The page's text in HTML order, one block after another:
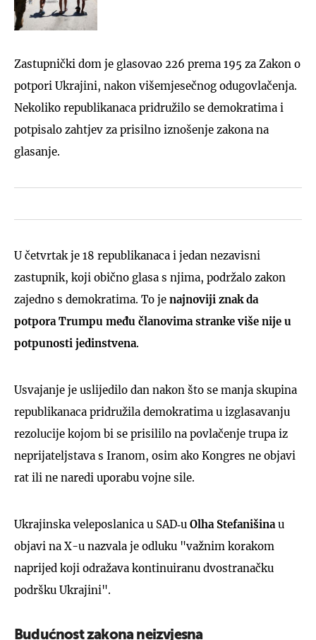
Zastupnički dom je glasovao 226 prema 195 za Zakon o
potpori Ukrajini, nakon višemjesečnog odugovlačenja.
Nekoliko republikanaca pridružilo se demokratima i
potpisalo zahtjev za prisilno iznošenje zakona na
glasanje.
U četvrtak je 18 republikanaca i jedan nezavisni
zastupnik, koji obično glasa s njima, podržalo zakon
zajedno s demokratima. To je najnoviji znak da
potpora Trumpu među članovima stranke više nije u
potpunosti jedinstvena.
Usvajanje je uslijedilo dan nakon što se manja skupina
republikanaca pridružila demokratima u izglasavanju
rezolucije kojom bi se prisililo na povlačenje trupa iz
neprijateljstava s Iranom, osim ako Kongres ne objavi
rat ili ne naredi uporabu vojne sile.
Ukrajinska veleposlanica u SAD‐u Olha Stefanišina u
objavi na X-u nazvala je odluku "važnim korakom
naprijed koji odražava kontinuiranu dvostranačku
podršku Ukrajini".
Budućnost zakona neizvjesna